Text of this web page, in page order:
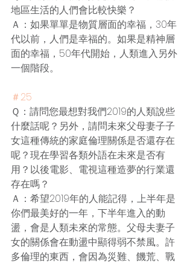
地區生活的人們會比較快樂？
Ａ：如果單單是物質層面的幸福，30年
代以前，人們是幸福的。如果是精神層
面的幸福，50年代開始，人類進入另外
一個階段。
＃25
Ｑ：請問您最想對我們2019的人類說些
什麼話呢？另外，請問未來父母妻子子
女這種傳統的家庭倫理關係是否還存在
呢？現在學習各類外語在未來是否有
用？以後電影、電視這種造夢的行業還
存在嗎？
Ａ：希望2019年的人能記得，上半年是
你們最美好的一年，下半年進入的動
盪，會是人類未來的常態。父母夫妻子
女的關係會在動盪中顯得弱不禁風。許
多倫理的東西，會因為災難、饑荒、戰